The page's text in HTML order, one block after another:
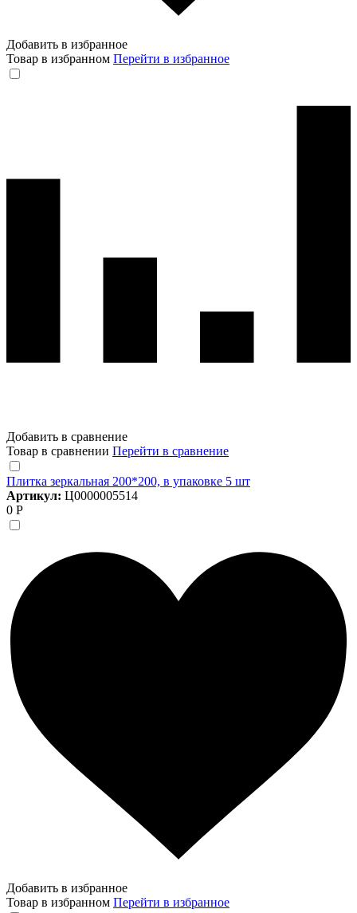
Добавить в избранное
Товар в избранном Перейти в избранное
Добавить в сравнение
Товар в сравнении Перейти в сравнение
Плитка зеркальная 200*200, в упаковке 5 шт
Артикул: Ц0000005514
0 Р
Добавить в избранное
Товар в избранном Перейти в избранное